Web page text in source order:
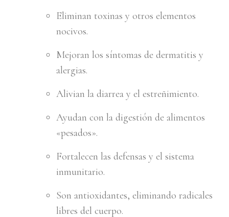
Eliminan toxinas y otros elementos
nocivos.
Mejoran los síntomas de dermatitis y
alergias.
Alivian la diarrea y el estreñimiento.
Ayudan con la digestión de alimentos
«pesados».
Fortalecen las defensas y el sistema
inmunitario.
Son antioxidantes, eliminando radicales
libres del cuerpo.